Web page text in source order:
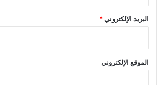
البريد الإلكتروني*
الموقع الإلكتروني